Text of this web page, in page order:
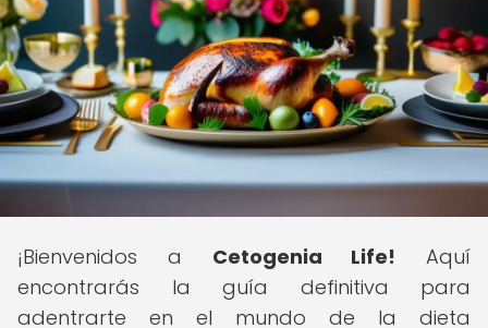
¡Bienvenidos a Cetogenia Life! Aquí
encontrarás la guía definitiva para
adentrarte en el mundo de la dieta